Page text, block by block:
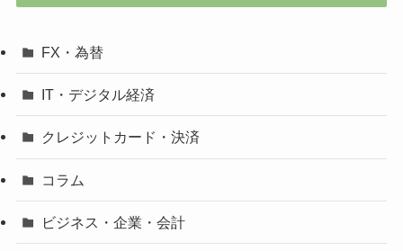
FX・為替
IT・デジタル経済
クレジットカード・決済
コラム
ビジネス・企業・会計